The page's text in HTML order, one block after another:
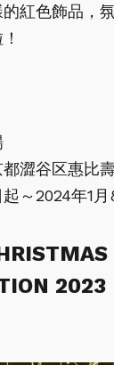
紅色飾品，
澀谷区惠比
～2024年1月
2023